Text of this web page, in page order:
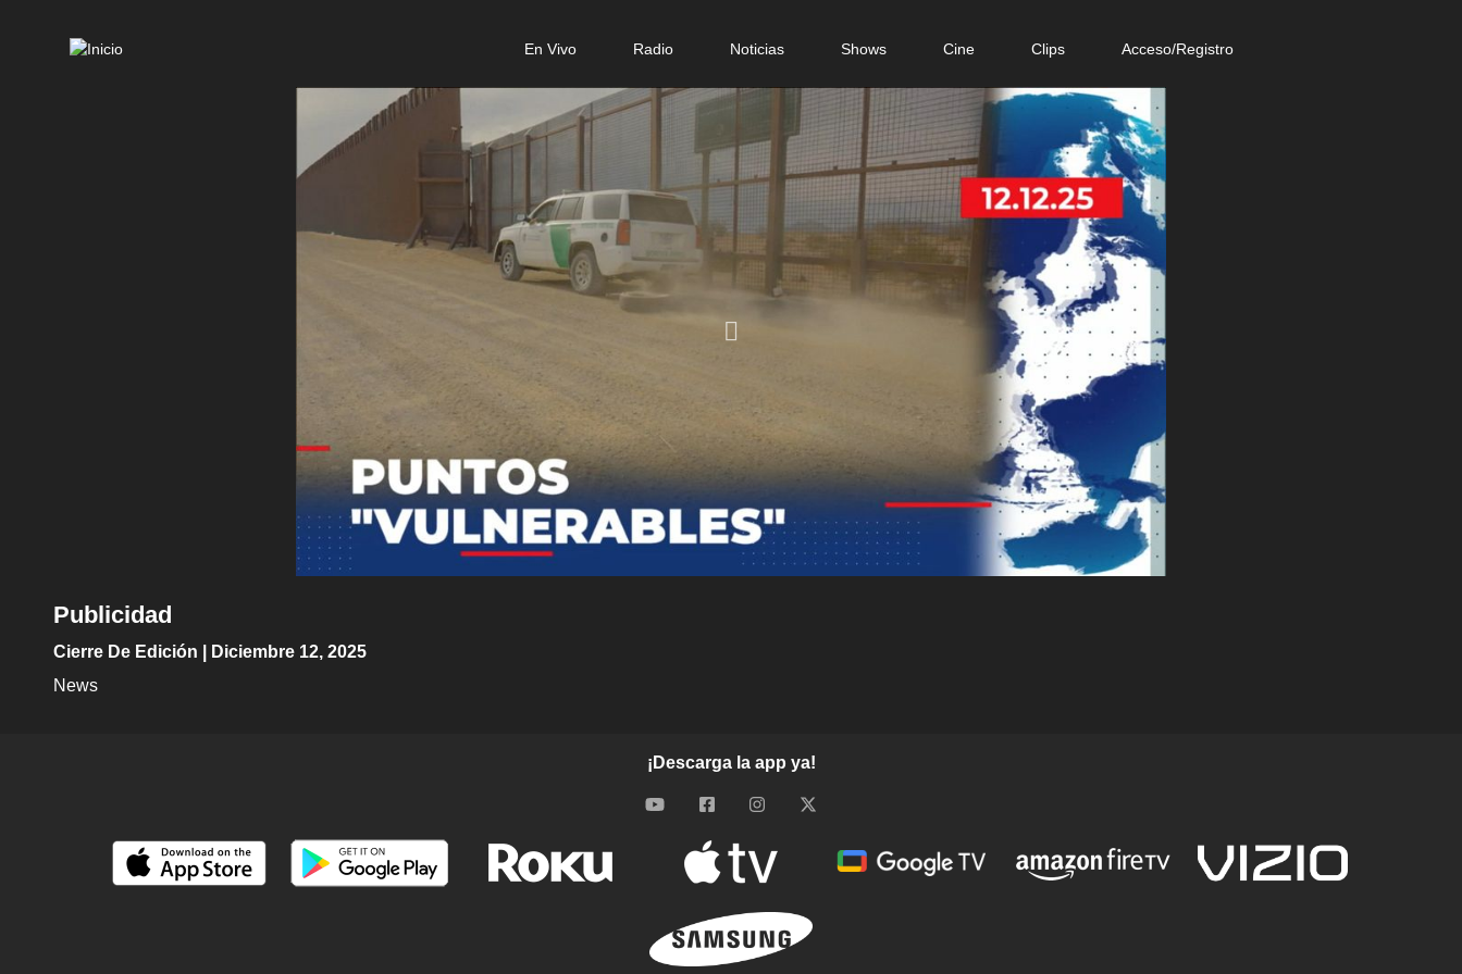
En Vivo Radio Noticias Shows Cine Clips Acceso/Registro
Publicidad
Cierre De Edición | Diciembre 12, 2025
News
¡Descarga la app ya!